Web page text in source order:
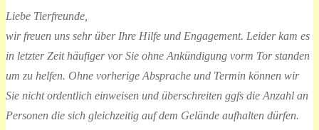
Liebe Tierfreunde,
wir freuen uns sehr über Ihre Hilfe und Engagement. Leider kam es
in letzter Zeit häufiger vor Sie ohne Ankündigung vorm Tor standen
um zu helfen. Ohne vorherige Absprache und Termin können wir
Sie nicht ordentlich einweisen und überschreiten ggfs die Anzahl an
Personen die sich gleichzeitig auf dem Gelände aufhalten dürfen.